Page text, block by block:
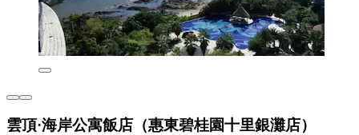
雲頂·海岸公寓飯店（惠東碧桂園十里銀灘店）